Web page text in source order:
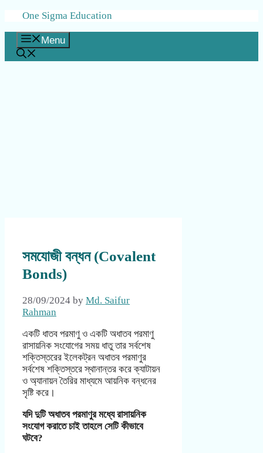
Skip
content
One Sigma Education
Menu
সমযোজী বন্ধন (Covalent
Bonds)
28/09/2024 by Md. Saifur
Rahman
একটি ধাতব পরমাণু ও একটি অধাতব পরমাণু
রাসায়নিক সংযোগের সময় ধাতু তার সর্বশেষ
শক্তিস্তরের ইলেকট্রন অধাতব পরমাণুর
সর্বশেষ শক্তিস্তরে স্থানান্তর করে ক্যাটায়ন
ও অ্যানায়ন তৈরির মাধ্যমে আয়নিক বন্ধনের
সৃষ্টি করে।
যদি দুটি অধাতব পরমাণুর মধ্যে রাসায়নিক
সংযোগ করাতে চাই তাহলে সেটি কীভাবে
ঘটবে?